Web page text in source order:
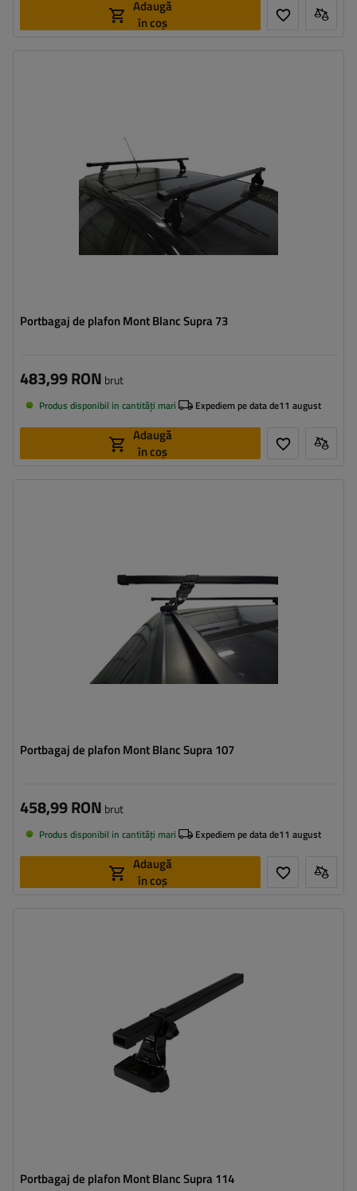
Adaugă
în coș
Portbagaj de plafon Mont Blanc Supra 73
483,99 RON brut
Produs disponibil in cantități mari Expediem pe data de11 august
Adaugă
în coș
Portbagaj de plafon Mont Blanc Supra 107
458,99 RON brut
Produs disponibil in cantități mari Expediem pe data de11 august
Adaugă
în coș
Portbagaj de plafon Mont Blanc Supra 114